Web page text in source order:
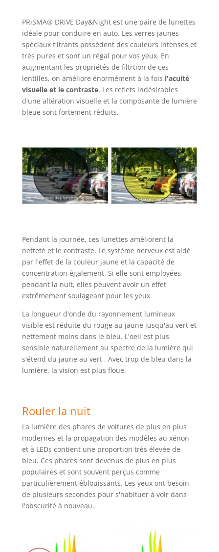
PRiSMA® DRiVE Day&Night est une paire de lunettes
idéale pour conduire en auto. Les verres jaunes
spéciaux filtrants possèdent des couleurs intenses et
très pures et sont un régal pour vos yeux. En
augmentant les propriétés de filtrtion de ces
lentilles, on améliore énormément à la fois l'acuité
visuelle et le contraste. Les reflets indésirables
d'une altération visuelle et la composante de lumière
bleue sont fortement réduits.
Pendant la journée, ces lunettes améliorent la
netteté et le contraste. Le système nerveux est aidé
par l'effet de la couleur jaune et la capacité de
concentration également. Si elle sont employées
pendant la nuit, elles peuvent avoir un effet
extrêmement soulageant pour les yeux.
La longueur d'onde du rayonnement lumineux
visible est réduite du rouge au jaune jusqu'au vert et
nettement moins dans le bleu. L'oeil est plus
sensible naturellement au spectre de la lumière qui
s'étend du jaune au vert . Avec trop de bleu dans la
lumière, la vision est plus floue.
Rouler la nuit
La lumière des phares de voitures de plus en plus
modernes et la propagation des modèles au xénon
et à LEDs contient une proportion très élevée de
bleu. Ces phares sont devenus de plus en plus
populaires et sont souvent perçus comme
particulièrement éblouissants. Les yeux ont besoin
de plusieurs secondes pour s'habituer à voir dans
l'obscurité à nouveau.